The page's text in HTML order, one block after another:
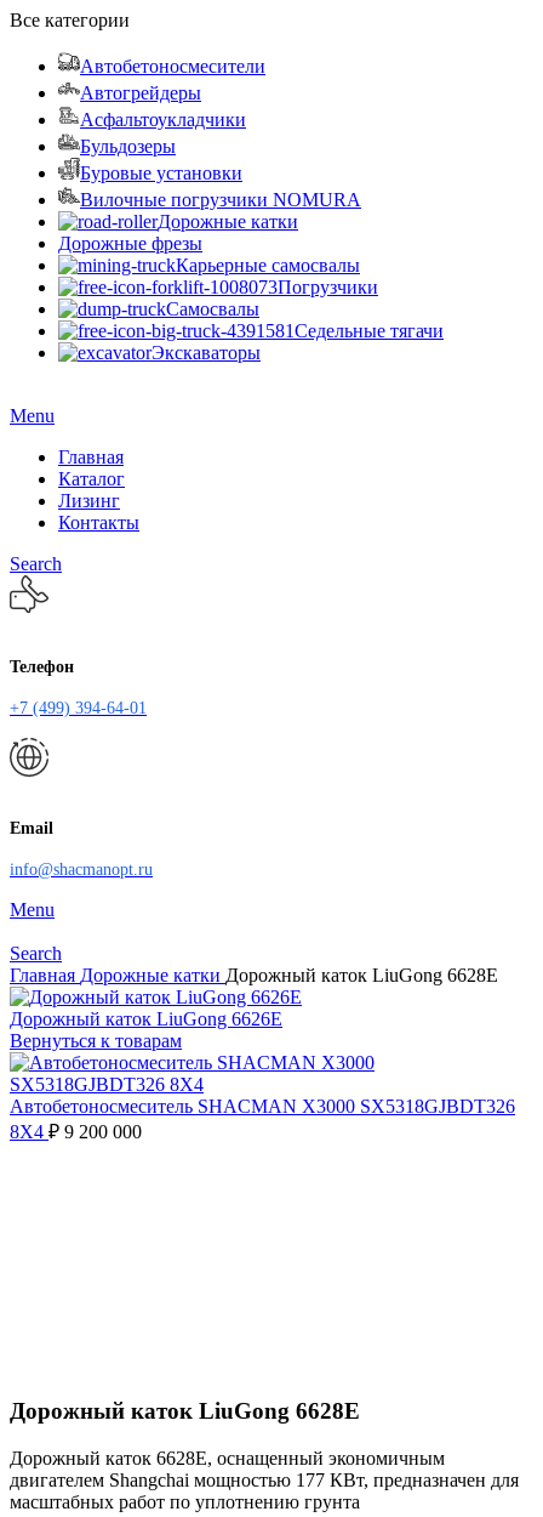
Все категории
Автобетоносмесители
Автогрейдеры
Асфальтоукладчики
Бульдозеры
Буровые установки
Вилочные погрузчики NOMURA
Дорожные катки
Дорожные фрезы
Карьерные самосвалы
Погрузчики
Самосвалы
Седельные тягачи
Экскаваторы
Menu
Главная
Каталог
Лизинг
Контакты
Search
Телефон
+7 (499) 394-64-01
Email
info@shacmanopt.ru
Menu
Search
Главная Дорожные катки Дорожный каток LiuGong 6628E
Дорожный каток LiuGong 6626E
Вернуться к товарам
Автобетоносмеситель SHACMAN Х3000 SX5318GJBDT326
8X4 ₽ 9 200 000
Дорожный каток LiuGong 6628E
Дорожный каток 6628E, оснащенный экономичным
двигателем Shangchai мощностью 177 КВт, предназначен для
масштабных работ по уплотнению грунта